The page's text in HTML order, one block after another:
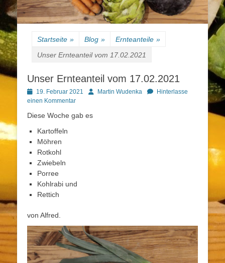
Startseite » Blog » Ernteanteile »
Unser Ernteanteil vom 17.02.2021
Unser Ernteanteil vom 17.02.2021
Posted
on
19. Februar 2021 AutorMartin Wudenka
Hinterlasse
einen Kommentar
Diese Woche gab es
Kartoffeln
Möhren
Rotkohl
Zwiebeln
Porree
Kohlrabi und
Rettich
von Alfred.